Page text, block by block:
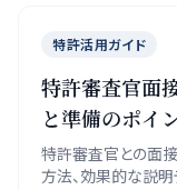
特許活用ガイド
特許審査官面
と準備のポイ
特許審査官との面接
方法、効果的な説明